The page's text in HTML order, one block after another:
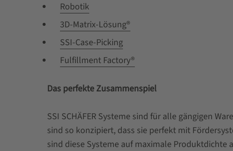
Robotik
3D-Matrix-Lösung®
SSI-Case-Picking
Fulfillment Factory®
Das perfekte Zusammenspiel
SSI SCHÄFER Systeme sind für alle gängigen
sind so konzipiert, dass sie perfekt mit
sind diese Systeme auf maximale Produktdichte